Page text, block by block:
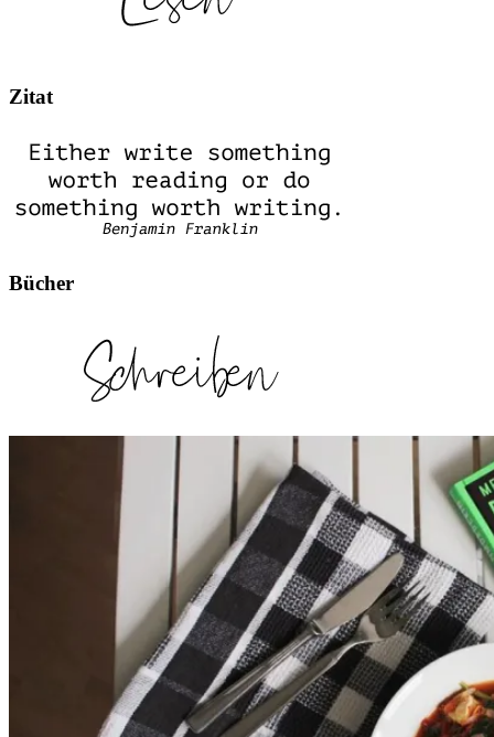
Zitat
Bücher